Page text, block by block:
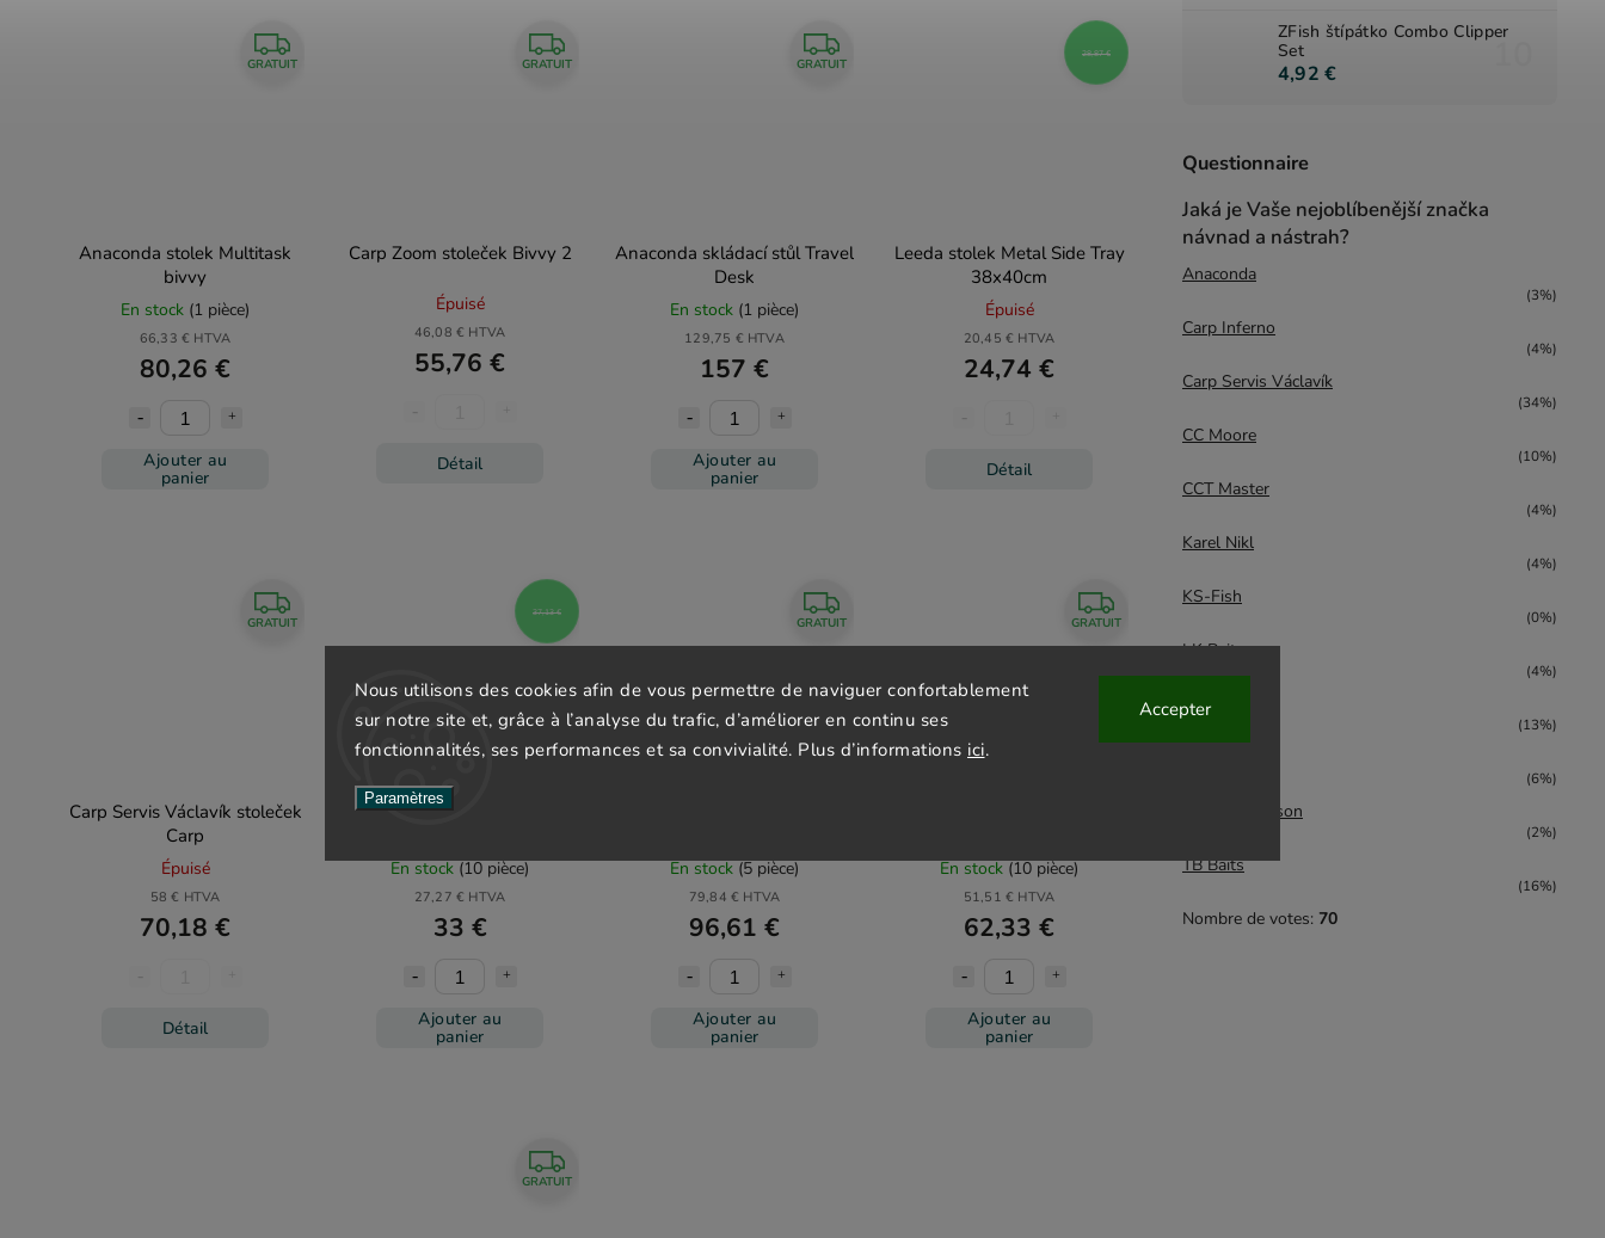
Nous utilisons des cookies afin de vous permettre de naviguer confortablement
sur notre site et, grâce à l’analyse du trafic, d’améliorer en continu ses
fonctionnalités, ses performances et sa convivialité. Plus d’informations ici.
Paramètres
Accepter
ZFish štípátko Combo Clipper
Set
4,92 €
Questionnaire
Jaká je Vaše nejoblíbenější značka
návnad a nástrah?
Anaconda
(3%)
Carp Inferno
(4%)
Carp Servis Václavík
(34%)
CC Moore
(10%)
CCT Master
(4%)
Karel Nikl
(4%)
KS-Fish
(0%)
LK Baits
(4%)
Mikbaits
(13%)
(6%)
Rod Hutchinson
(2%)
TB Baits
(16%)
Nombre de votes: 70
GRATUIT
Anaconda stolek Multitask
bivvy
En stock (1 pièce)
66,33 € HTVA
80,26 €
Ajouter au
panier
GRATUIT
Carp Zoom stoleček Bivvy 2
Épuisé
46,08 € HTVA
55,76 €
Détail
GRATUIT
Anaconda skládací stůl Travel
Desk
En stock (1 pièce)
129,75 € HTVA
157 €
Ajouter au
panier
28,87 €
Leeda stolek Metal Side Tray
38x40cm
Épuisé
20,45 € HTVA
24,74 €
Détail
GRATUIT
Carp Servis Václavík stoleček
Carp
Épuisé
58 € HTVA
70,18 €
Détail
37,13 €
Giants fishing stolek Gaube
En stock(10 pièce)
27,27 € HTVA
33 €
Ajouter au
panier
GRATUIT
En stock(5 pièce)
79,84 € HTVA
96,61 €
Ajouter au
panier
GRATUIT
En stock(10 pièce)
51,51 € HTVA
62,33 €
Ajouter au
panier
GRATUIT